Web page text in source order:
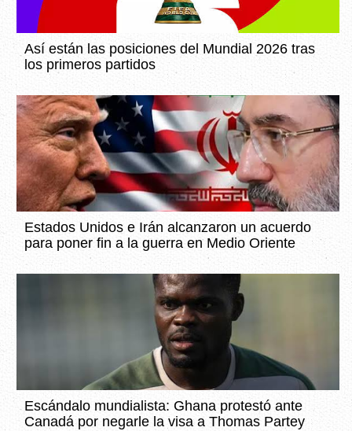
Así están las posiciones del Mundial 2026 tras
los primeros partidos
Estados Unidos e Irán alcanzaron un acuerdo
para poner fin a la guerra en Medio Oriente
Escándalo mundialista: Ghana protestó ante
Canadá por negarle la visa a Thomas Partey